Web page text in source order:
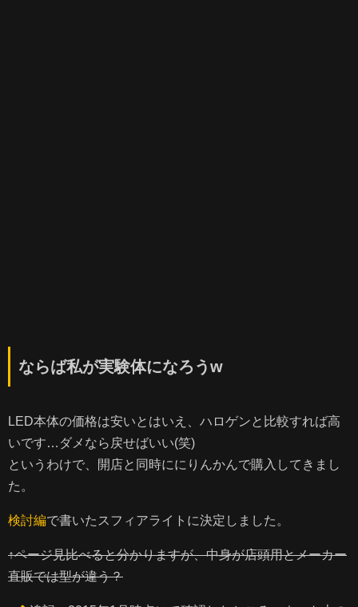
ならば私が実験体になろうw
LED本体の価格は安いとはいえ、ハロゲンと比較すれば高
いです…ダメなら戻せばいい(笑)
というわけで、開店と同時ににりんかんで購入してきまし
た。
検討編で書いたスフィアライトに決定しました。
↑ページ見比べると分かりますが、中身が店頭用とメーカー
直販では型が違う？